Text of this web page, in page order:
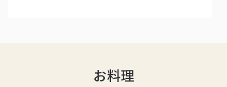
お料理